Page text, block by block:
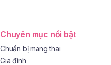
Chuyên mục nổi bật
Chuẩn bị mang thai
Gia đình